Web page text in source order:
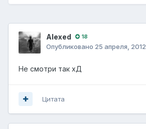
Alexed 18
Опубликовано 25 апреля, 2012
Не смотри так хД
Цитата